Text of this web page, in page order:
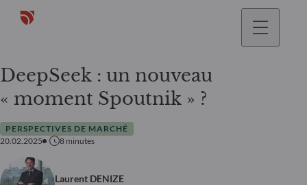
DeepSeek : un nouveau
« moment Spoutnik » ?
PERSPECTIVES DE MARCHÉ
20.02.2025
8 minutes
Laurent DENIZE